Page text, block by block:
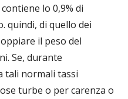
lo 0,9% di
quindi, di quello dei
il peso del
Se, durante
tali normali tassi
turbe o per carenza o